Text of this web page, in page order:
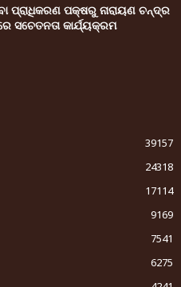
ପ୍ରାଧିକରଣ ପକ୍ଷରୁ ନାରାୟଣ ଚନ୍ଦ୍ର
ସଚେତନତା କାର୍ଯ୍ୟକ୍ରମ
39157
24318
17114
9169
7541
6275